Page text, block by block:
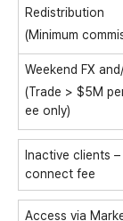
Redistribution
(Minimum
Weekend FX
(Trade > $5M
ee only)
Inactive clients
connect fee
Access via